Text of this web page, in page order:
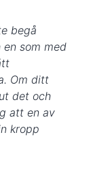
begå
som med
Om ditt
det och
att en av
kropp